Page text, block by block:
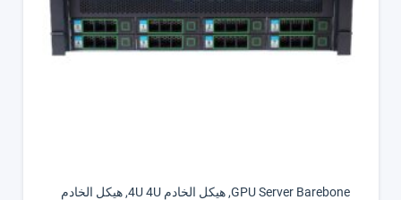
GPU Server Barebone
,هيكل الخادم 4U 4U ,هيكل الخادم